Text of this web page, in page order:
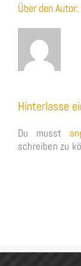
Über den Autor:
Hinterlasse
Du musst
schreiben zu